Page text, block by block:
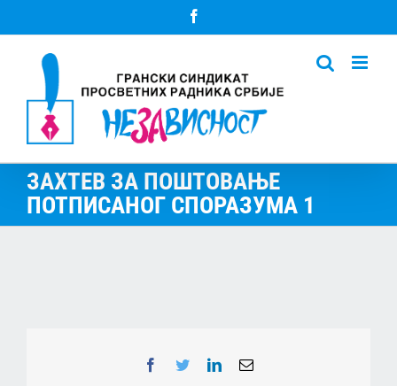
to
ЗАХТЕВ ЗА ПОШТОВАЊЕ
ПОТПИСАНОГ СПОРАЗУМА 1
Facebook
TwitterLinkedInEmail